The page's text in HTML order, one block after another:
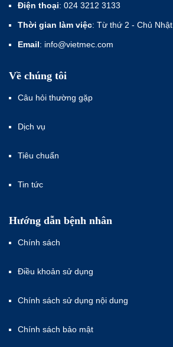
Điện thoại: 024 3212 3133
Thời gian làm việc: Từ thứ 2 - Chủ Nhật
Email: info@vietmec.com
Về chúng tôi
Câu hỏi thường gặp
Dịch vụ
Tiêu chuẩn
Tin tức
Hướng dẫn bệnh nhân
Chính sách
Điều khoản sử dụng
Chính sách sử dụng nội dung
Chính sách bảo mật